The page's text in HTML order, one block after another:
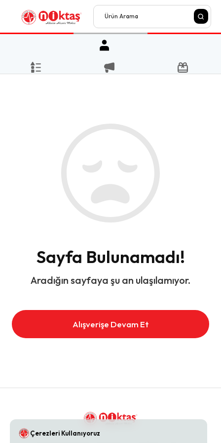
Sayfa Bulunamadı!
Aradığın sayfaya şu an ulaşılamıyor.
Alışverişe Devam Et
Çerezleri Kullanıyoruz